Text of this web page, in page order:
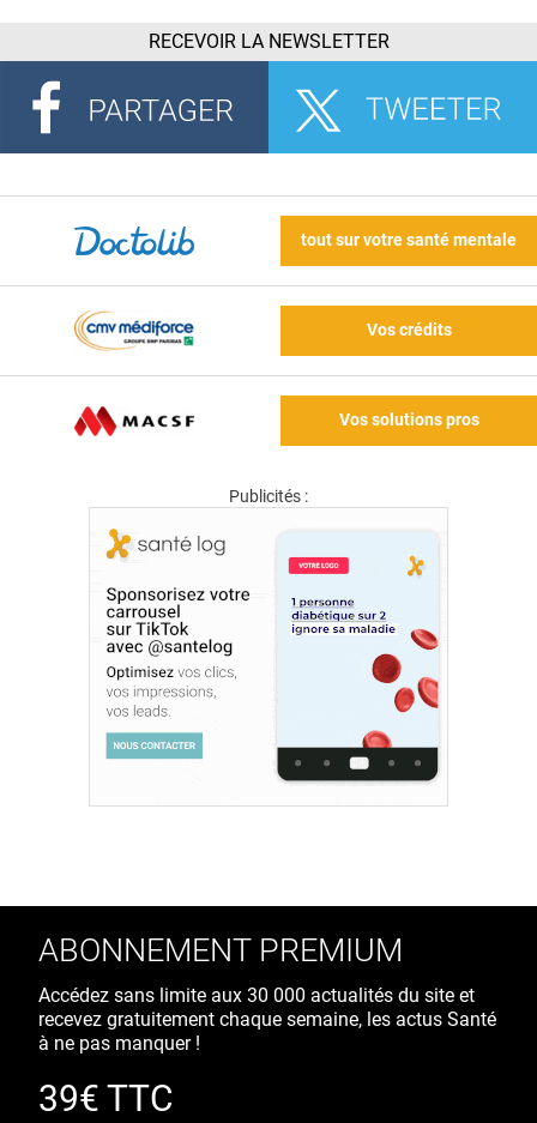
RECEVOIR LA NEWSLETTER
tout sur votre santé mentale
Vos crédits
Vos solutions pros
Publicités :
ABONNEMENT PREMIUM
Accédez sans limite aux 30 000 actualités du site et
recevez gratuitement chaque semaine, les actus Santé
à ne pas manquer !
39€ TTC